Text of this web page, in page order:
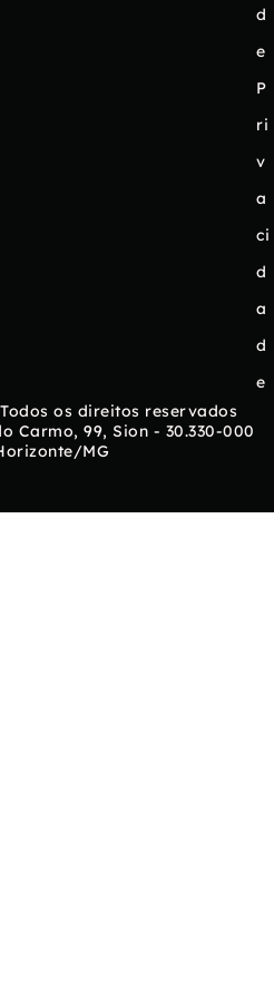
d
e
P
ri
v
a
ci
d
a
d
e
os direitos reservados
Carmo, 99, Sion - 30.330-000
MG